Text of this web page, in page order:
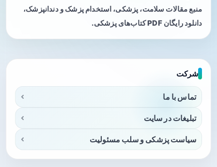
منبع مقالات سلامت، پزشکی، استخدام پزشک و دندانپزشک،
دانلود رایگان PDF کتاب‌های پزشکی.
شرکت
تماس با ما
تبلیغات در سایت
سیاست پزشکی و سلب مسئولیت